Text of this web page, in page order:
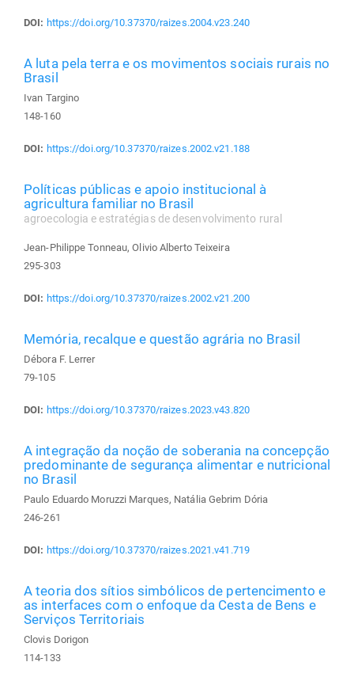
DOI: https://doi.org/10.37370/raizes.2004.v23.240
A luta pela terra e os movimentos sociais rurais no
Brasil
Ivan Targino
148-160
DOI: https://doi.org/10.37370/raizes.2002.v21.188
Políticas públicas e apoio institucional à
agricultura familiar no Brasil
agroecologia e estratégias de desenvolvimento rural
Jean-Philippe Tonneau, Olivio Alberto Teixeira
295-303
DOI: https://doi.org/10.37370/raizes.2002.v21.200
Memória, recalque e questão agrária no Brasil
Débora F. Lerrer
79-105
DOI: https://doi.org/10.37370/raizes.2023.v43.820
A integração da noção de soberania na concepção
predominante de segurança alimentar e nutricional
no Brasil
Paulo Eduardo Moruzzi Marques, Natália Gebrim Dória
246-261
DOI: https://doi.org/10.37370/raizes.2021.v41.719
A teoria dos sítios simbólicos de pertencimento e
as interfaces com o enfoque da Cesta de Bens e
Serviços Territoriais
Clovis Dorigon
114-133